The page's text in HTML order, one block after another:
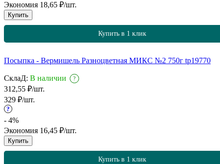
Экономия 18,65 ₽/шт.
Купить
Купить в 1 клик
Посыпка - Вермишель Разноцветная МИКС №2 750г tp19770
СклаД: В наличии ?
312,55 ₽/шт.
329 ₽/шт.
?
- 4%
Экономия 16,45 ₽/шт.
Купить
Купить в 1 клик